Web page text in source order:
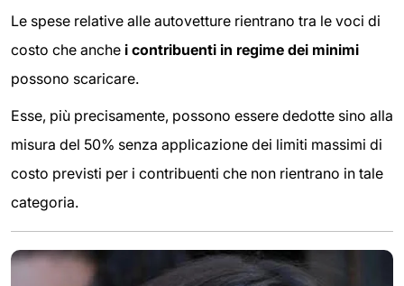
Le spese relative alle autovetture rientrano tra le voci di
costo che anche i contribuenti in regime dei minimi
possono scaricare.
Esse, più precisamente, possono essere dedotte sino alla
misura del 50% senza applicazione dei limiti massimi di
costo previsti per i contribuenti che non rientrano in tale
categoria.